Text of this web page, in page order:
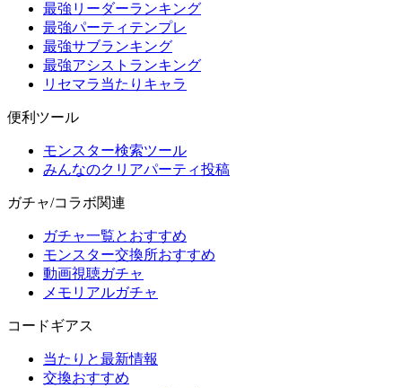
最強リーダーランキング
最強パーティテンプレ
最強サブランキング
最強アシストランキング
リセマラ当たりキャラ
便利ツール
モンスター検索ツール
みんなのクリアパーティ投稿
ガチャ/コラボ関連
ガチャ一覧とおすすめ
モンスター交換所おすすめ
動画視聴ガチャ
メモリアルガチャ
コードギアス
当たりと最新情報
交換おすすめ